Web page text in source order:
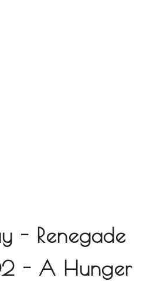
- Renegade
- A Hunger